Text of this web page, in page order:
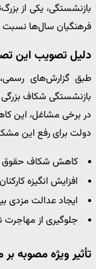
بازنشستگی، یکی از
فرهنگیان سال‌ها نسبت
دلیل تصویب این
طبق گزارش‌های
بازنشستگی شکاف
در برخی مشاغل، این
دولت برای رفع این
کاهش شکاف حقوق
افزایش انگیزه
ایجاد عدالت مزدی
جلوگیری از
تأثیر ویژه مصوبه